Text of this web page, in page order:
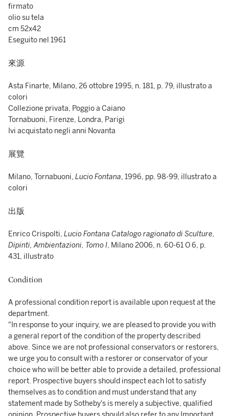
firmato
olio su tela
cm 52x42
Eseguito nel 1961
來源
Asta Finarte, Milano, 26 ottobre 1995, n. 181, p. 79, illustrato a
colori
Collezione privata, Poggio a Caiano
Tornabuoni, Firenze, Londra, Parigi
Ivi acquistato negli anni Novanta
展覽
Milano, Tornabuoni, Lucio Fontana, 1996, pp. 98-99, illustrato a
colori
出版
Enrico Crispolti, Lucio Fontana Catalogo ragionato di Sculture,
Dipinti, Ambientazioni, Tomo I, Milano 2006, n. 60-61 O 6, p.
431, illustrato
Condition
A professional condition report is available upon request at the
department.
"In response to your inquiry, we are pleased to provide you with
a general report of the condition of the property described
above. Since we are not professional conservators or restorers,
we urge you to consult with a restorer or conservator of your
choice who will be better able to provide a detailed, professional
report. Prospective buyers should inspect each lot to satisfy
themselves as to condition and must understand that any
statement made by Sotheby's is merely a subjective, qualified